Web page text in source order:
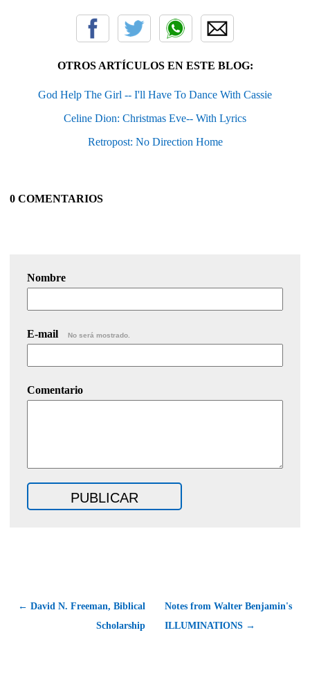
OTROS ARTÍCULOS EN ESTE BLOG:
God Help The Girl -- I'll Have To Dance With Cassie
Celine Dion: Christmas Eve-- With Lyrics
Retropost: No Direction Home
0 COMENTARIOS
Nombre
E-mail No será mostrado.
Comentario
← David N. Freeman, Biblical
Scholarship
Notes from Walter Benjamin's
ILLUMINATIONS →